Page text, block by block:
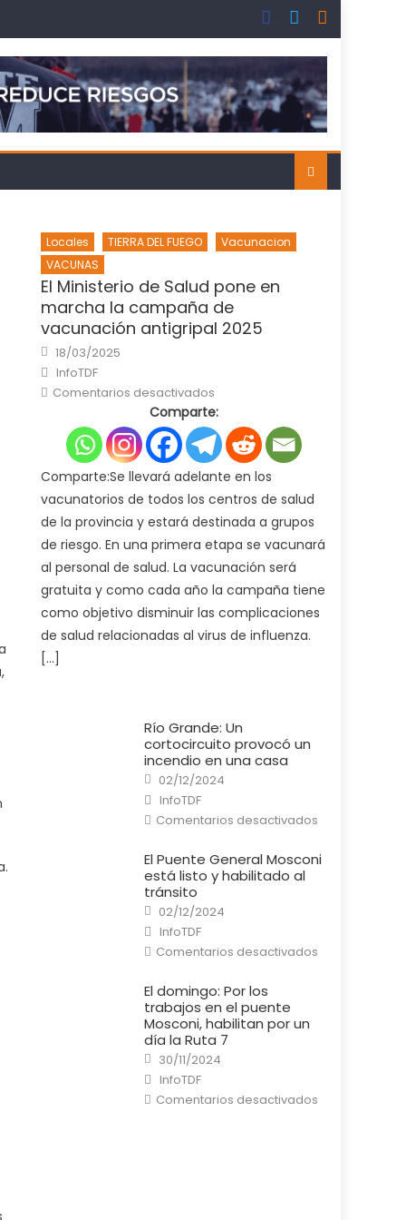
Locales TIERRA DEL FUEGO
Vacunacion
VACUNAS
El Ministerio de Salud pone en
marcha la campaña de
vacunación antigripal 2025
Posted
on
18/03/2025
Author
InfoTDF
Comentarios desactivados
Ministerio
Salud
pone
en
marcha
la
campaña
de
vacunación
antigripal
2025
Comparte:
Comparte:Se llevará adelante en los
vacunatorios de todos los centros de salud
de la provincia y estará destinada a grupos
de riesgo. En una primera etapa se vacunará
al personal de salud. La vacunación será
gratuita y como cada año la campaña tiene
como objetivo disminuir las complicaciones
de salud relacionadas al virus de influenza.
[…]
Río Grande: Un
cortocircuito provocó un
incendio en una casa
Posted
on
02/12/2024
Author
InfoTDF
Comentarios desactivadosen
Río
Un
cortocircuito
El Puente General Mosconi
está listo y habilitado al
tránsito
Posted
on
02/12/2024
Author
InfoTDF
Comentarios desactivadosen
El
El domingo: Por los
trabajos en el puente
Mosconi, habilitan por un
día la Ruta 7
Posted
on
30/11/2024
Author
InfoTDF
Comentarios desactivadosen
El